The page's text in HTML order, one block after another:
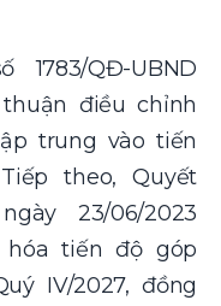
QĐ-UBND
điều chỉnh
trung vào tiến
theo, Quyết
23/06/2023
tiến độ góp
IV/2027, đồng